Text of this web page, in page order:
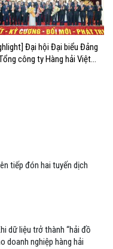
Đại hội Đại biểu Đảng
công ty Hàng hải Việt
tiếp đón hai tuyến dịch
dữ liệu trở thành “hải đồ
doanh nghiệp hàng hải